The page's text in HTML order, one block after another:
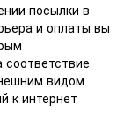
посылки в
и оплаты вы
видом
к интернет-